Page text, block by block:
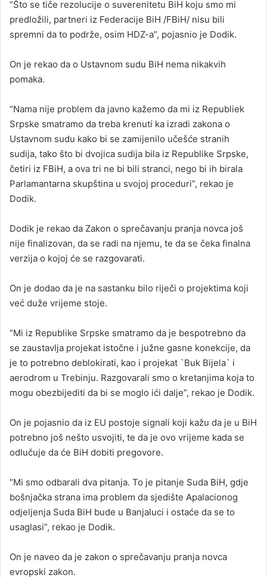
“Što se tiče rezolucije o suverenitetu BiH koju smo mi
predložili, partneri iz Federacije BiH /FBiH/ nisu bili
spremni da to podrže, osim HDZ-a”, pojasnio je Dodik.
On je rekao da o Ustavnom sudu BiH nema nikakvih
pomaka.
“Nama nije problem da javno kažemo da mi iz Republiek
Srpske smatramo da treba krenuti ka izradi zakona o
Ustavnom sudu kako bi se zamijenilo učešće stranih
sudija, tako što bi dvojica sudija bila iz Republike Srpske,
četiri iz FBiH, a ova tri ne bi bili stranci, nego bi ih birala
Parlamantarna skupština u svojoj proceduri”, rekao je
Dodik.
Dodik je rekao da Zakon o sprečavanju pranja novca još
nije finalizovan, da se radi na njemu, te da se čeka finalna
verzija o kojoj će se razgovarati.
On je dodao da je na sastanku bilo riječi o projektima koji
već duže vrijeme stoje.
“Mi iz Republike Srpske smatramo da je bespotrebno da
se zaustavlja projekat istočne i južne gasne konekcije, da
je to potrebno deblokirati, kao i projekat `Buk Bijela` i
aerodrom u Trebinju. Razgovarali smo o kretanjima koja to
mogu obezbijediti da bi se moglo ići dalje”, rekao je Dodik.
On je pojasnio da iz EU postoje signali koji kažu da je u BiH
potrebno još nešto usvojiti, te da je ovo vrijeme kada se
odlučuje da će BiH dobiti pregovore.
“Mi smo odbarali dva pitanja. To je pitanje Suda BiH, gdje
bošnjačka strana ima problem da sjedište Apalacionog
odjeljenja Suda BiH bude u Banjaluci i ostaće da se to
usaglasi”, rekao je Dodik.
On je naveo da je zakon o sprečavanju pranja novca
evropski zakon.